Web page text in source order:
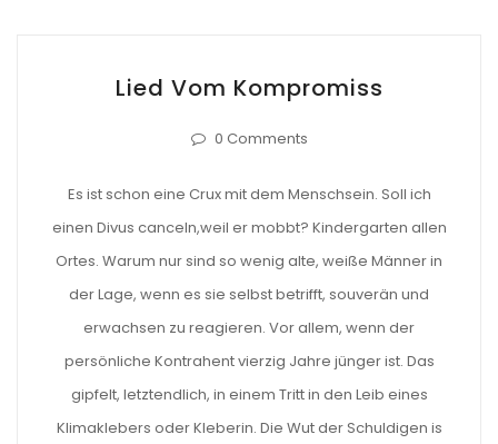
Lied Vom Kompromiss
0 Comments
Es ist schon eine Crux mit dem Menschsein. Soll ich
einen Divus canceln,weil er mobbt? Kindergarten allen
Ortes. Warum nur sind so wenig alte, weiße Männer in
der Lage, wenn es sie selbst betrifft, souverän und
erwachsen zu reagieren. Vor allem, wenn der
persönliche Kontrahent vierzig Jahre jünger ist. Das
gipfelt, letztendlich, in einem Tritt in den Leib eines
Klimaklebers oder Kleberin. Die Wut der Schuldigen is